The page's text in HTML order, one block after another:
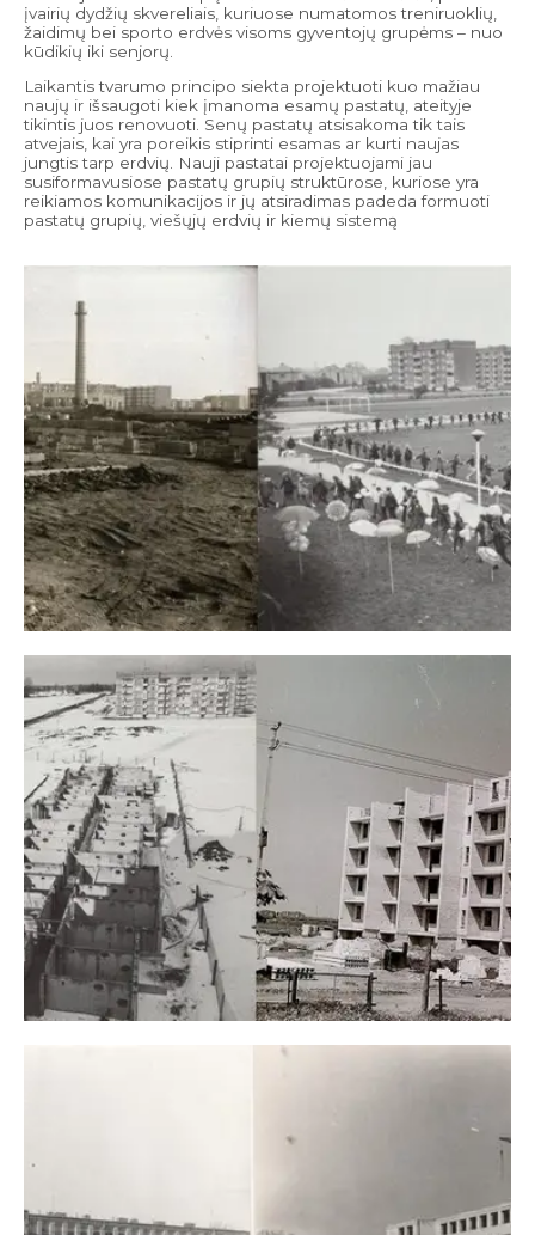
įvairių dydžių skvereliais, kuriuose numatomos treniruoklių,
žaidimų bei sporto erdvės visoms gyventojų grupėms – nuo
kūdikių iki senjorų.
Laikantis tvarumo principo siekta projektuoti kuo mažiau
naujų ir išsaugoti kiek įmanoma esamų pastatų, ateityje
tikintis juos renovuoti. Senų pastatų atsisakoma tik tais
atvejais, kai yra poreikis stiprinti esamas ar kurti naujas
jungtis tarp erdvių. Nauji pastatai projektuojami jau
susiformavusiose pastatų grupių struktūrose, kuriose yra
reikiamos komunikacijos ir jų atsiradimas padeda formuoti
pastatų grupių, viešųjų erdvių ir kiemų sistemą